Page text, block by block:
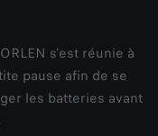
s'est réunie à
pause afin de se
les batteries avant